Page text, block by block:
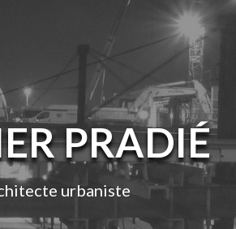
PRADIÉ
urbaniste